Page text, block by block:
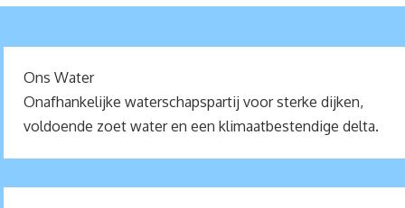
Ons Water
Onafhankelijke waterschapspartij voor sterke dijken,
voldoende zoet water en een klimaatbestendige delta.